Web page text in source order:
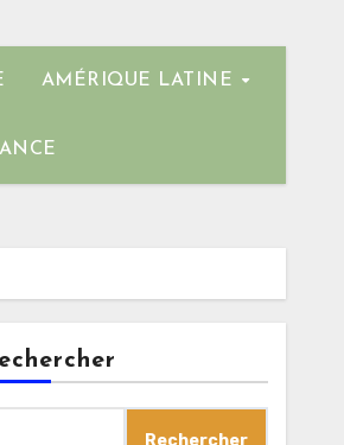
AMÉRIQUE LATINE
Rechercher